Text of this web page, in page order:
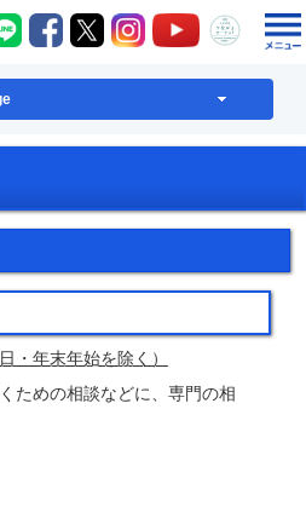
八千代町LINE
八千代町Facebook
八千代町X八千代町Instagram
八千代町八千代
・年末年始を除く）
ための相談などに、専門の相